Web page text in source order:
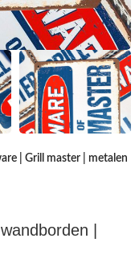
| Grill master | metalen
|